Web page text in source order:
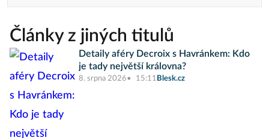
Články z jiných titulů
Detaily aféry Decroix s Havránkem: Kdo
je tady největší královna?
8. srpna 2026 15:11 Blesk.cz